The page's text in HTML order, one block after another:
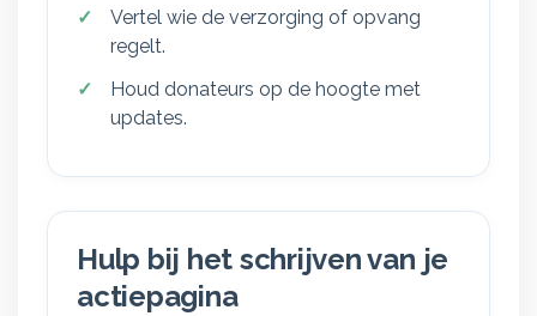
Vertel wie de verzorging of opvang
regelt.
Houd donateurs op de hoogte met
updates.
Hulp bij het schrijven van je
actiepagina